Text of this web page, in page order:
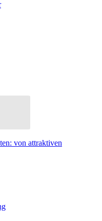
von attraktiven